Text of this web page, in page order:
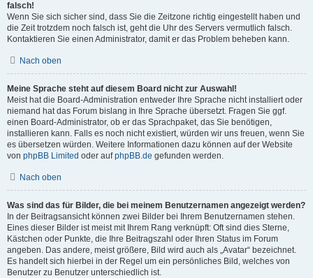
falsch!
Wenn Sie sich sicher sind, dass Sie die Zeitzone richtig eingestellt haben und
die Zeit trotzdem noch falsch ist, geht die Uhr des Servers vermutlich falsch.
Kontaktieren Sie einen Administrator, damit er das Problem beheben kann.
Nach oben
Meine Sprache steht auf diesem Board nicht zur Auswahl!
Meist hat die Board-Administration entweder Ihre Sprache nicht installiert oder
niemand hat das Forum bislang in Ihre Sprache übersetzt. Fragen Sie ggf.
einen Board-Administrator, ob er das Sprachpaket, das Sie benötigen,
installieren kann. Falls es noch nicht existiert, würden wir uns freuen, wenn Sie
es übersetzen würden. Weitere Informationen dazu können auf der Website
von phpBB Limited oder aufphpBB.de gefunden werden.
Nach oben
Was sind das für Bilder, die bei meinem Benutzernamen angezeigt werden?
In der Beitragsansicht können zwei Bilder bei Ihrem Benutzernamen stehen.
Eines dieser Bilder ist meist mit Ihrem Rang verknüpft: Oft sind dies Sterne,
Kästchen oder Punkte, die Ihre Beitragszahl oder Ihren Status im Forum
angeben. Das andere, meist größere, Bild wird auch als „Avatar“ bezeichnet.
Es handelt sich hierbei in der Regel um ein persönliches Bild, welches von
Benutzer zu Benutzer unterschiedlich ist.